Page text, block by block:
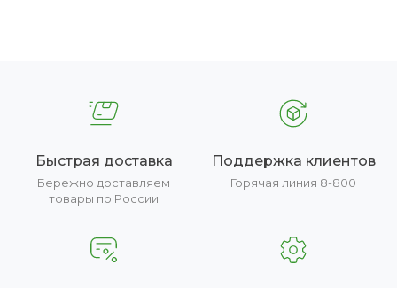
Быстрая доставка
Бережно доставляем
товары по России
Поддержка клиентов
Горячая линия 8-800